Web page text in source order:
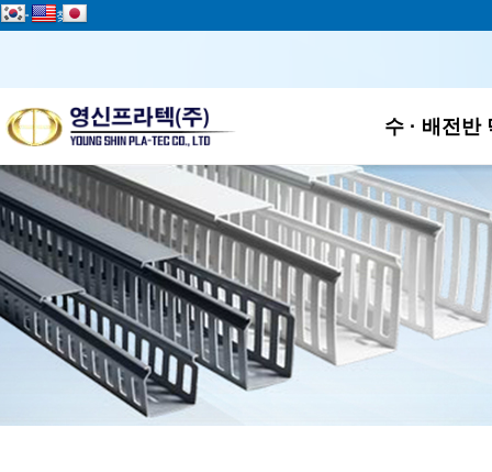
add 즐겨찾기
하위
수 · 배전반